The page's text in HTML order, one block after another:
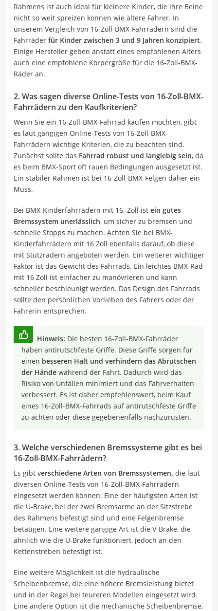
Rahmens ist auch ideal für kleinere Kinder, die ihre Beine
nicht so weit spreizen können wie ältere Fahrer. In
unserem Vergleich von 16-Zoll-BMX-Fahrrädern sind die
Fahrräder für Kinder zwischen 3 und 9 Jahren konzipiert.
Einige Hersteller geben anstatt eines empfohlenen Alters
auch eine empfohlene Körpergröße für die 16-Zoll-BMX-
Räder an.
2. Was sagen diverse Online-Tests von 16-Zoll-BMX-
Fahrrädern zu den Kaufkriterien?
Wenn Sie ein 16-Zoll-BMX-Fahrrad kaufen möchten, gibt
es laut gängigen Online-Tests von 16-Zoll-BMX-
Fahrrädern wichtige Kriterien, die zu beachten sind.
Zunächst sollte das Fahrrad robust und langlebig sein, da
es beim BMX-Sport oft rauen Bedingungen ausgesetzt ist.
Ein stabiler Rahmen ist bei 16-Zoll-BMX-Felgen daher ein
Muss.
Bei BMX-Kinderfahrrädern mit 16. Zoll ist ein gutes
Bremssystem unerlässlich, um sicher zu bremsen und
schnelle Stopps zu machen. Achten Sie bei BMX-
Kinderfahrrädern mit 16 Zoll ebenfalls darauf, ob diese
mit Stützrädern angeboten werden. Ein weiterer wichtiger
Faktor ist das Gewicht des Fahrrads. Ein leichtes BMX-Rad
mit 16 Zoll ist einfacher zu manövrieren und kann
schneller beschleunigt werden. Das Design des Fahrrads
sollte den persönlichen Vorlieben des Fahrers oder der
Fahrerin entsprechen.
Hinweis: Die besten 16-Zoll-BMX-Fahrräder
haben antirutschfeste Griffe. Diese Griffe sorgen für
einen besseren Halt und verhindern das Abrutschen
der Hände während der Fahrt. Dadurch wird das
Risiko von Unfällen minimiert und das Fahrverhalten
verbessert. Es ist daher empfehlenswert, beim Kauf
eines 16-Zoll-BMX-Fahrrads auf antirutschfeste Griffe
zu achten oder diese gegebenenfalls nachzurüsten.
3. Welche verschiedenen Bremssysteme gibt es bei
16-Zoll-BMX-Fahrrädern?
Es gibt verschiedene Arten von Bremssystemen, die laut
diversen Online-Tests von 16-Zoll-BMX-Fahrrädern
eingesetzt werden können. Eine der häufigsten Arten ist
die U-Brake, bei der zwei Bremsarme an der Sitzstrebe
des Rahmens befestigt sind und eine Felgenbremse
betätigen. Eine weitere gängige Art ist die V-Brake, die
ähnlich wie die U-Brake funktioniert, jedoch an den
Kettenstreben befestigt ist.
Eine weitere Möglichkeit ist die hydraulische
Scheibenbremse, die eine höhere Bremsleistung bietet
und in der Regel bei teureren Modellen eingesetzt wird.
Eine andere Option ist die mechanische Scheibenbremse,